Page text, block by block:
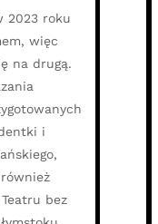
2023 roku
więc
na drugą.
i
bez